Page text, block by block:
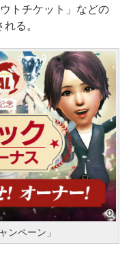
トチケット」などの
る。
ンペーン」